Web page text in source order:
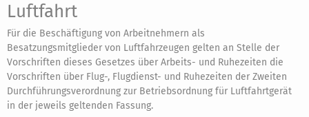
Luftfahrt
Für die Beschäftigung von Arbeitnehmern als
Besatzungsmitglieder von Luftfahrzeugen gelten an Stelle der
Vorschriften dieses Gesetzes über Arbeits- und Ruhezeiten die
Vorschriften über Flug-, Flugdienst- und Ruhezeiten der Zweiten
Durchführungsverordnung zur Betriebsordnung für Luftfahrtgerät
in der jeweils geltenden Fassung.